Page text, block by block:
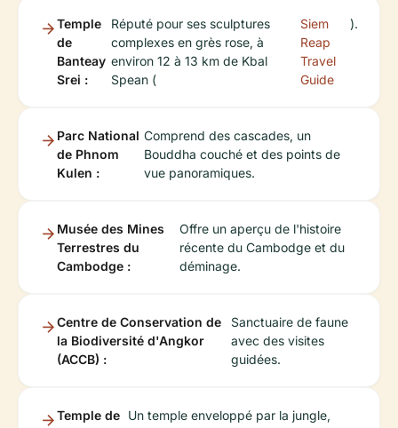
Temple
de
Banteay
Srei :
Réputé pour ses sculptures
complexes en grès rose, à
environ 12 à 13 km de Kbal
Spean (
Siem
Reap
Travel
Guide
).
Parc National
de Phnom
Kulen :
Comprend des cascades, un
Bouddha couché et des points de
vue panoramiques.
Musée des Mines
Terrestres du
Cambodge :
Offre un aperçu de l'histoire
récente du Cambodge et du
déminage.
Centre de Conservation de
la Biodiversité d'Angkor
(ACCB) :
Sanctuaire de faune
avec des visites
guidées.
Temple de Un temple enveloppé par la jungle,